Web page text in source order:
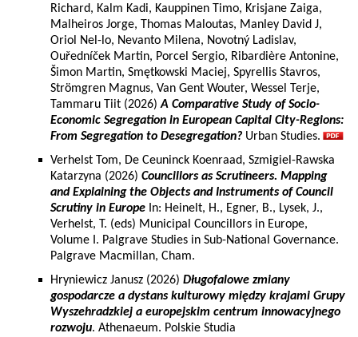
Richard, Kalm Kadi, Kauppinen Timo, Krisjane Zaiga,
Malheiros Jorge, Thomas Maloutas, Manley David J,
Oriol Nel-lo, Nevanto Milena, Novotný Ladislav,
Ouředníček Martin, Porcel Sergio, Ribardière Antonine,
Šimon Martin, Smętkowski Maciej, Spyrellis Stavros,
Strömgren Magnus, Van Gent Wouter, Wessel Terje,
Tammaru Tiit (2026)A Comparative Study of Socio-
Economic Segregation in European Capital City-Regions:
From Segregation to Desegregation? Urban Studies.
Verhelst Tom, De Ceuninck Koenraad, Szmigiel-Rawska
Katarzyna (2026) Councillors as Scrutineers. Mapping
and Explaining the Objects and Instruments of Council
Scrutiny in Europe In: Heinelt, H., Egner, B., Lysek, J.,
Verhelst, T. (eds) Municipal Councillors in Europe,
Volume I. Palgrave Studies in Sub-National Governance.
Palgrave Macmillan, Cham.
Hryniewicz Janusz (2026) Długofalowe zmiany
gospodarcze a dystans kulturowy między krajami Grupy
Wyszehradzkiej a europejskim centrum innowacyjnego
rozwoju. Athenaeum. Polskie Studia